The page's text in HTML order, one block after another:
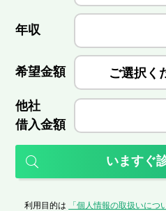
年収
希望金額 ご選択く
他社
借入金額
いますぐ
利用目的は 「個人情報の取扱いにつ